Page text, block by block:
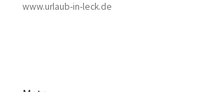
www.urlaub-in-leck.de